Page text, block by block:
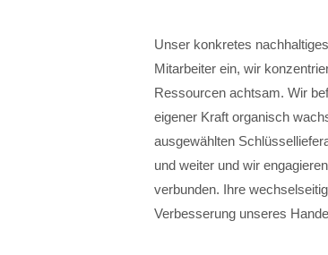
Unser konkretes
Mitarbeiter ein, wir
Ressourcen achtsam. Wir
eigener Kraft organisch
ausgewählten
und weiter und wir
verbunden. Ihre
Verbesserung unseres